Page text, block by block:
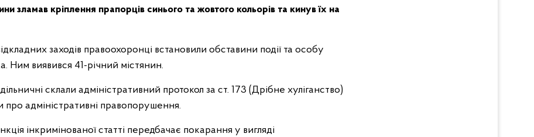
зламав кріплення прапорців синього та жовтого кольорів та кинув їх на
заходів правоохоронці встановили обставини події та особу
Ним виявився 41-річний містянин.
склали адміністративний протокол за ст. 173 (Дрібне хуліганство)
про адміністративні правопорушення.
інкримінованої статті передбачає покарання у вигляді